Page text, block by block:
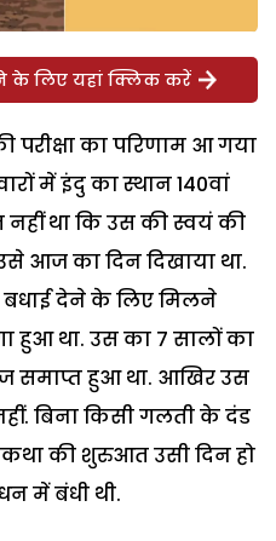
के लिए यहां क्लिक करें
का परिणाम आ गया
में इंदु का स्थान 140वां
नहीं था कि उस की स्वयं की
आज का दिन दिखाया था.
बधाई देने के लिए मिलने
हुआ था. उस का 7 सालों का
समाप्त हुआ था. आखिर उस
बिना किसी गलती के दंड
की शुरुआत उसी दिन हो
में बंधी थी.